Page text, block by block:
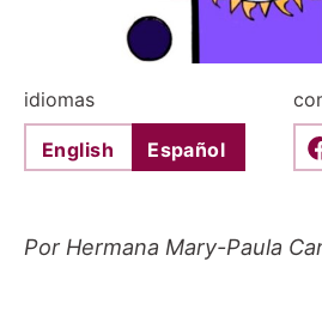
idiomas
English Español
Por Hermana Mary-Paula